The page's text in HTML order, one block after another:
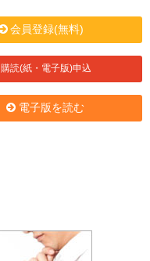
会員登録(無料)
購読(紙・電子版)申込
電子版を読む